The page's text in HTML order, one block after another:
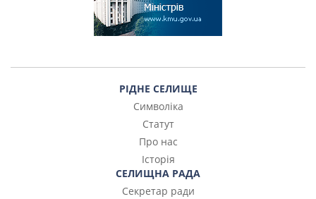
РІДНЕ СЕЛИЩЕ
Символіка
Статут
Про нас
Історія
СЕЛИЩНА РАДА
Секретар ради